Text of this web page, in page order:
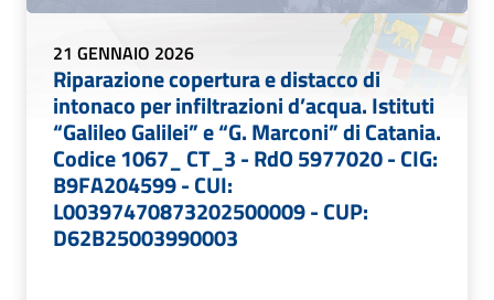
21 GENNAIO 2026
Riparazione copertura e distacco di
intonaco per infiltrazioni d’acqua. Istituti
“Galileo Galilei” e “G. Marconi” di Catania.
Codice 1067_ CT_3 - RdO 5977020 - CIG:
B9FA204599 - CUI:
L00397470873202500009 - CUP:
D62B25003990003